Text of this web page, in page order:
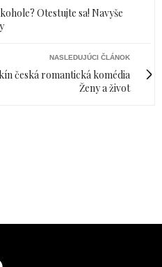
Otestujte sa! Navyše
NASLEDUJÚCI ČLÁNOK
česká romantická komédia
Ženy a život